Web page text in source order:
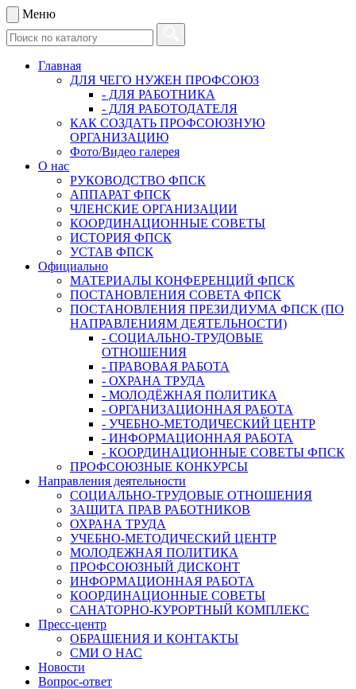
Меню
Главная
ДЛЯ ЧЕГО НУЖЕН ПРОФСОЮЗ
- ДЛЯ РАБОТНИКА
- ДЛЯ РАБОТОДАТЕЛЯ
КАК СОЗДАТЬ ПРОФСОЮЗНУЮ
ОРГАНИЗАЦИЮ
Фото/Видео галерея
О нас
РУКОВОДСТВО ФПСК
АППАРАТ ФПСК
ЧЛЕНСКИЕ ОРГАНИЗАЦИИ
КООРДИНАЦИОННЫЕ СОВЕТЫ
ИСТОРИЯ ФПСК
УСТАВ ФПСК
Официально
МАТЕРИАЛЫ КОНФЕРЕНЦИЙ ФПСК
ПОСТАНОВЛЕНИЯ СОВЕТА ФПСК
ПОСТАНОВЛЕНИЯ ПРЕЗИДИУМА ФПСК (ПО
НАПРАВЛЕНИЯМ ДЕЯТЕЛЬНОСТИ)
- СОЦИАЛЬНО-ТРУДОВЫЕ
ОТНОШЕНИЯ
- ПРАВОВАЯ РАБОТА
- ОХРАНА ТРУДА
- МОЛОДЁЖНАЯ ПОЛИТИКА
- ОРГАНИЗАЦИОННАЯ РАБОТА
- УЧЕБНО-МЕТОДИЧЕСКИЙ ЦЕНТР
- ИНФОРМАЦИОННАЯ РАБОТА
- КООРДИНАЦИОННЫЕ СОВЕТЫ ФПСК
ПРОФСОЮЗНЫЕ КОНКУРСЫ
Направления деятельности
СОЦИАЛЬНО-ТРУДОВЫЕ ОТНОШЕНИЯ
ЗАЩИТА ПРАВ РАБОТНИКОВ
ОХРАНА ТРУДА
УЧЕБНО-МЕТОДИЧЕСКИЙ ЦЕНТР
МОЛОДЕЖНАЯ ПОЛИТИКА
ПРОФСОЮЗНЫЙ ДИСКОНТ
ИНФОРМАЦИОННАЯ РАБОТА
КООРДИНАЦИОННЫЕ СОВЕТЫ
САНАТОРНО-КУРОРТНЫЙ КОМПЛЕКС
Пресс-центр
ОБРАЩЕНИЯ И КОНТАКТЫ
СМИ О НАС
Новости
Вопрос-ответ